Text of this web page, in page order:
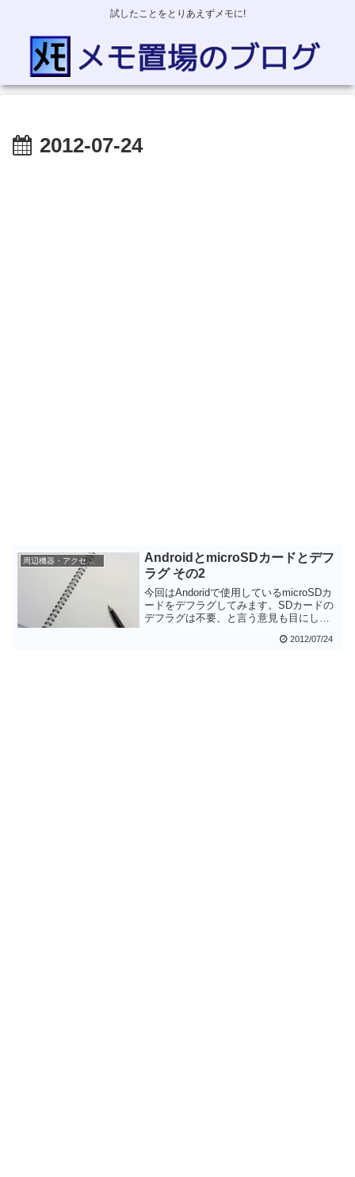
試したことをとりあえずメモに!
2012-07-24
周辺機器・アクセサリ
AndroidとmicroSDカードとデフ
ラグ その2
今回はAndoridで使用しているmicroSDカ
ードをデフラグしてみます。SDカードの
デフラグは不要、と言う意見も目にしま
ラグをしたほうが良いと私は考えていま
2012/07/24